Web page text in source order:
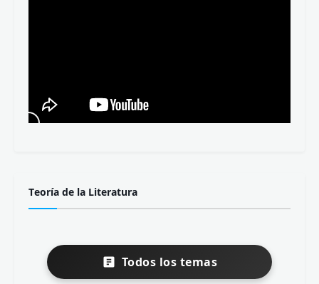
Teoría de la Literatura
Todos los temas